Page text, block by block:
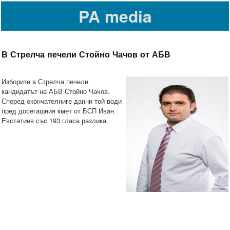
PA media
В Стрелча печели Стойно Чачов от АБВ
Изборите в Стрелча печели
кандидатът на АБВ Стойно Чачов.
Според окончателниге данни той води
пред досегашния кмет от БСП Иван
Евстатиев със 193 гласа разлика.